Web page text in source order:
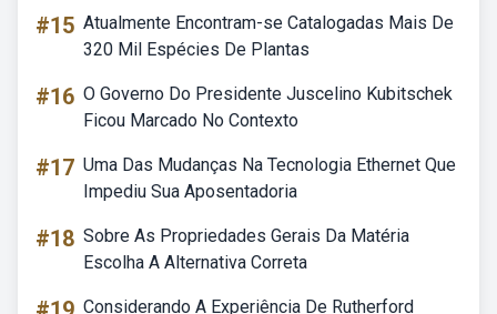
#15 Atualmente Encontram-se Catalogadas Mais De
320 Mil Espécies De Plantas
#16 O Governo Do Presidente Juscelino Kubitschek
Ficou Marcado No Contexto
#17 Uma Das Mudanças Na Tecnologia Ethernet Que
Impediu Sua Aposentadoria
#18 Sobre As Propriedades Gerais Da Matéria
Escolha A Alternativa Correta
Considerando A Experiência De Rutherford